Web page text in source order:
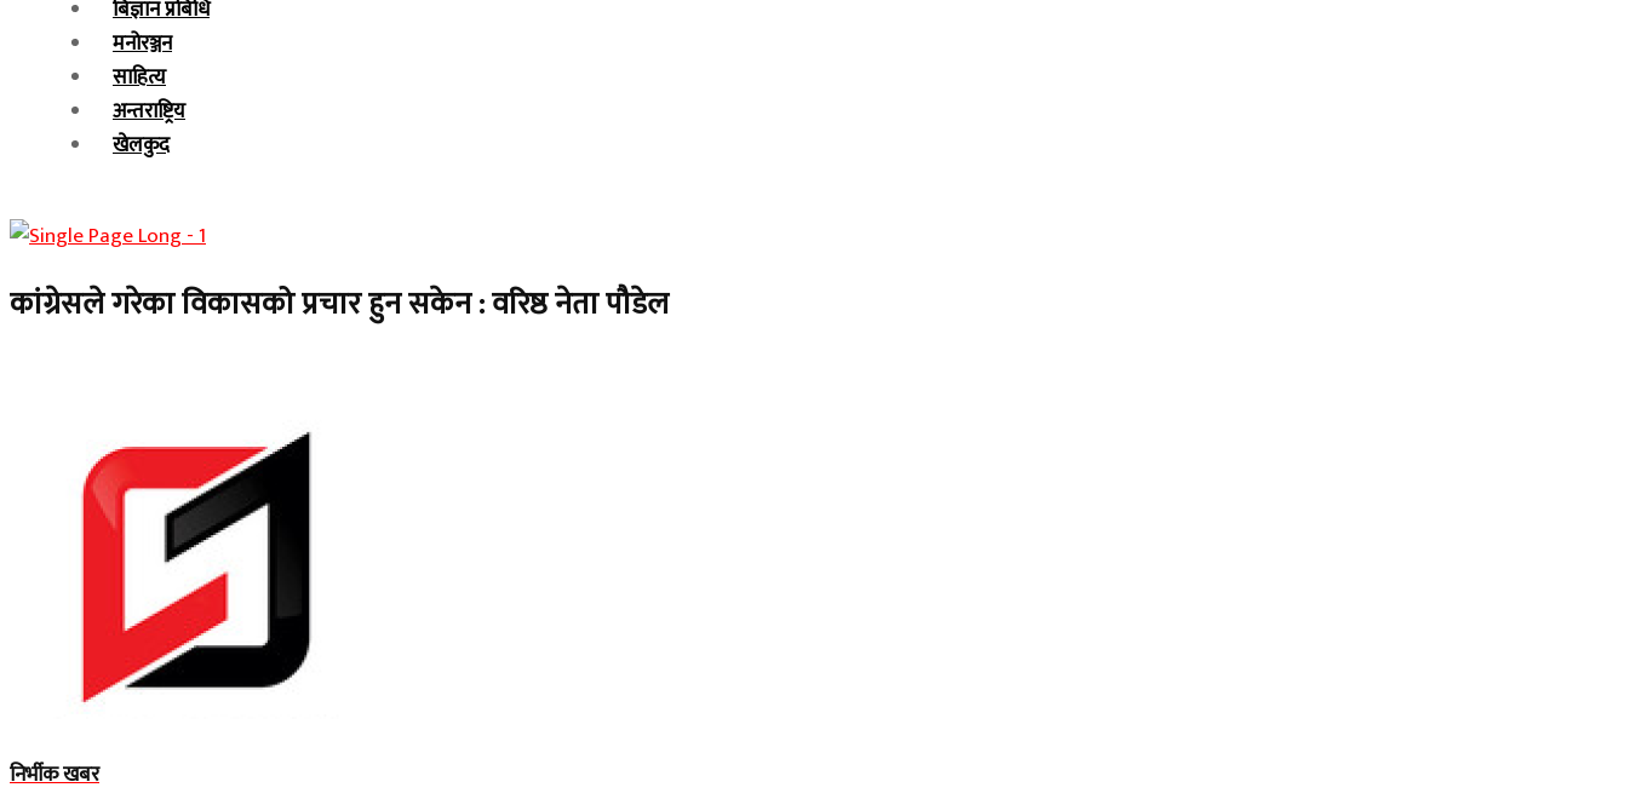
बिज्ञान प्रबिधि
मनोरञ्जन
साहित्य
अन्तराष्ट्रिय
खेलकुद
कांग्रेसले गरेका विकासको प्रचार हुन सकेन : वरिष्ठ नेता पौडेल
निर्भीक खबर